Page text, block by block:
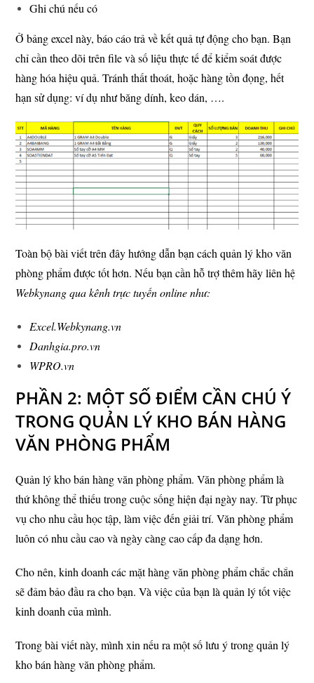
Ghi chú nếu có
Ở bảng excel này, báo cáo trả về kết quả tự động cho bạn. Bạn
chỉ cần theo dõi trên file và số liệu thực tế để kiểm soát được
hàng hóa hiệu quả. Tránh thất thoát, hoặc hàng tồn đọng, hết
hạn sử dụng: ví dụ như băng dính, keo dán, ….
Toàn bộ bài viết trên đây hướng dẫn bạn cách quản lý kho văn
phòng phẩm được tốt hơn. Nếu bạn cần hỗ trợ thêm hãy liên hệ
Webkynang qua kênh trực tuyến online như:
Excel.Webkynang.vn
Danhgia.pro.vn
WPRO.vn
PHẦN 2: MỘT SỐ ĐIỂM CẦN CHÚ Ý
TRONG QUẢN LÝ KHO BÁN HÀNG
VĂN PHÒNG PHẨM
Quản lý kho bán hàng văn phòng phẩm. Văn phòng phẩm là
thứ không thể thiếu trong cuộc sống hiện đại ngày nay. Từ phục
vụ cho nhu cầu học tập, làm việc đến giải trí. Văn phòng phẩm
luôn có nhu cầu cao và ngày càng cao cấp đa dạng hơn.
Cho nên, kinh doanh các mặt hàng văn phòng phẩm chắc chắn
sẽ đảm bảo đầu ra cho bạn. Và việc của bạn là quản lý tốt việc
kinh doanh của mình.
Trong bài viết này, mình xin nếu ra một số lưu ý trong quản lý
kho bán hàng văn phòng phẩm.